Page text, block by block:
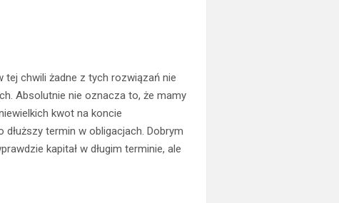
chwili żadne z tych rozwiązań nie
Absolutnie nie oznacza to, że mamy
kwot na koncie
termin w obligacjach. Dobrym
kapitał w długim terminie, ale